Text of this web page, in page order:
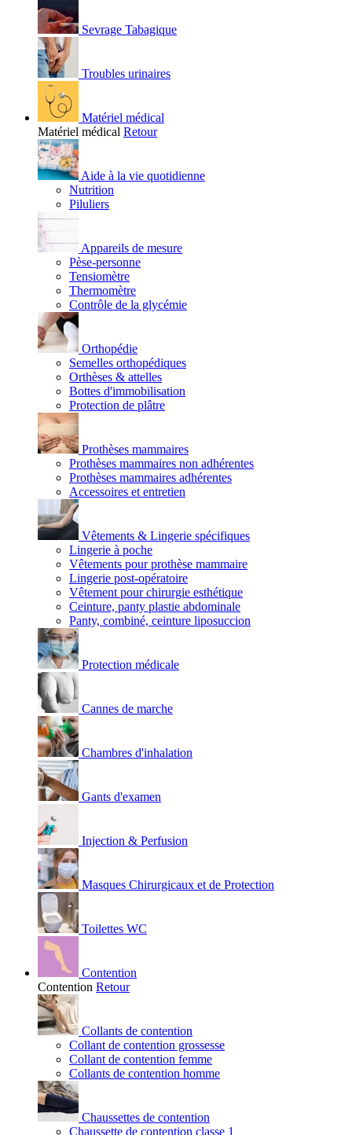
Sevrage Tabagique
Troubles urinaires
Matériel médical
Matériel médical Retour
Aide à la vie quotidienne
Nutrition
Piluliers
Appareils de mesure
Pèse-personne
Tensiomètre
Thermomètre
Contrôle de la glycémie
Orthopédie
Semelles orthopédiques
Orthèses & attelles
Bottes d'immobilisation
Protection de plâtre
Prothèses mammaires
Prothèses mammaires non adhérentes
Prothèses mammaires adhérentes
Accessoires et entretien
Vêtements & Lingerie spécifiques
Lingerie à poche
Vêtements pour prothèse mammaire
Lingerie post-opératoire
Vêtement pour chirurgie esthétique
Ceinture, panty plastie abdominale
Panty, combiné, ceinture liposuccion
Protection médicale
Cannes de marche
Chambres d'inhalation
Gants d'examen
Injection & Perfusion
Masques Chirurgicaux et de Protection
Toilettes WC
Contention
Contention Retour
Collants de contention
Collant de contention grossesse
Collant de contention femme
Collants de contention homme
Chaussettes de contention
Chaussette de contention classe 1